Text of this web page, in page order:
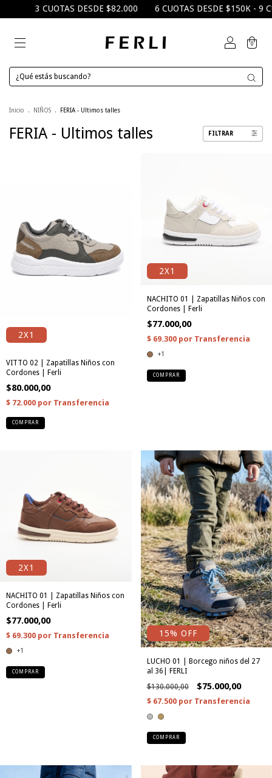
3 CUOTAS DESDE $82.000 6 CUOTAS DESDE $150K - 9 CUOTAS
0
Inicio . NIÑOS . FERIA - Ultimos talles
FERIA - Ultimos talles FILTRAR
2X1
VITTO 02 | Zapatillas Niños con
Cordones | Ferli
$80.000,00
COMPRAR
2X1
NACHITO 01 | Zapatillas Niños con
Cordones | Ferli
$77.000,00
+1
COMPRAR
2X1
NACHITO 01 | Zapatillas Niños con
Cordones | Ferli
$77.000,00
+1
COMPRAR
15% OFF
LUCHO 01 | Borcego niños del 27
al 36| FERLI
$130.000,00
$75.000,00
COMPRAR